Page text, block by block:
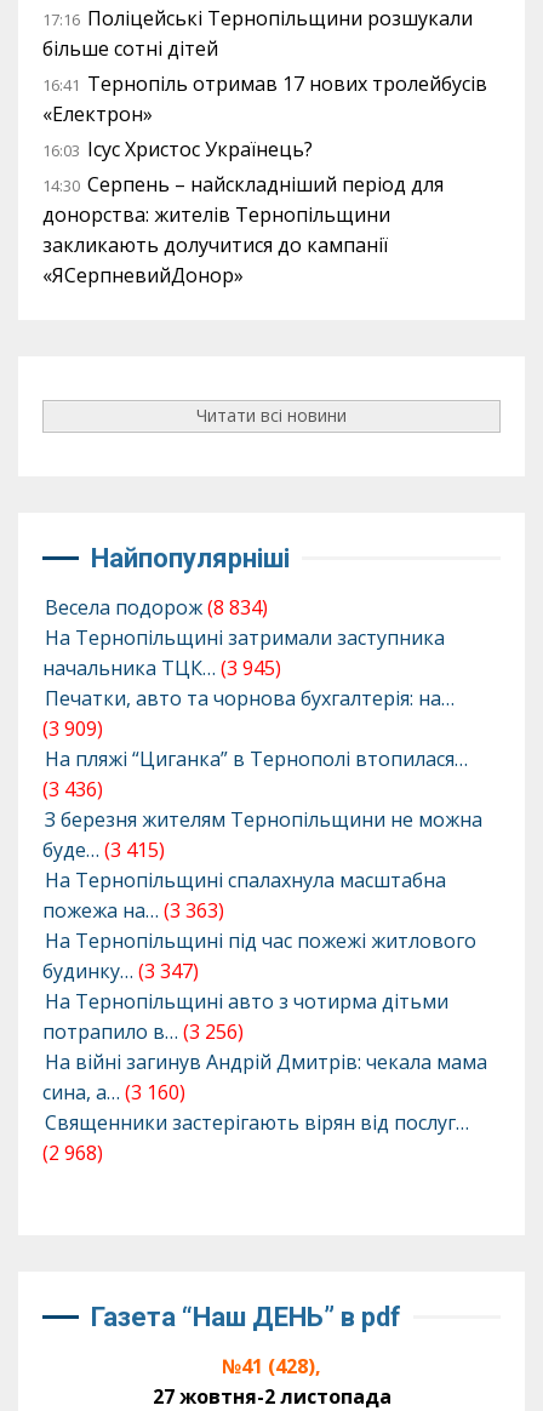
17:16 Поліцейські Тернопільщини розшукали
більше сотні дітей
16:41 Тернопіль отримав 17 нових тролейбусів
«Електрон»
16:03 Ісус Христос Українець?
14:30 Серпень – найскладніший період для
донорства: жителів Тернопільщини
закликають долучитися до кампанії
«ЯСерпневийДонор»
Читати всі новини
Найпопулярніші
Весела подорож(8 834)
На Тернопільщині затримали заступника
начальника ТЦК… (3 945)
Печатки, авто та чорнова бухгалтерія: на…
(3 909)
На пляжі “Циганка” в Тернополі втопилася…
(3 436)
З березня жителям Тернопільщини не можна
буде… (3 415)
На Тернопільщині спалахнула масштабна
пожежа на… (3 363)
На Тернопільщині під час пожежі житлового
будинку… (3 347)
На Тернопільщині авто з чотирма дітьми
потрапило в… (3 256)
На війні загинув Андрій Дмитрів: чекала мама
сина, а… (3 160)
Священники застерігають вірян від послуг…
(2 968)
Газета “Наш ДЕНЬ” в pdf
№41 (428),
27 жовтня-2 листопада